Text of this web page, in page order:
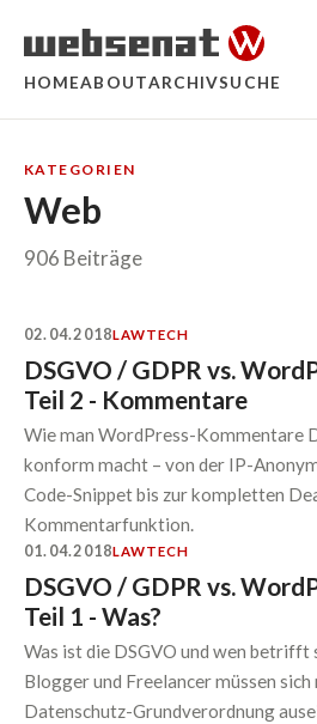
HOMEABOUTARCHIVSUCHE
KATEGORIEN
Web
906 Beiträge
02.04.2018LAWTECH
DSGVO / GDPR vs.
Teil 2 - Kommentare
Wie man WordPress-Kommentare
konform macht – von der IP-
Code-Snippet bis zur kompletten
Kommentarfunktion.
01.04.2018LAWTECH
DSGVO / GDPR vs.
Teil 1 - Was?
Was ist die DSGVO und wen betrifft
Blogger und Freelancer müssen sich
Datenschutz-Grundverordnung